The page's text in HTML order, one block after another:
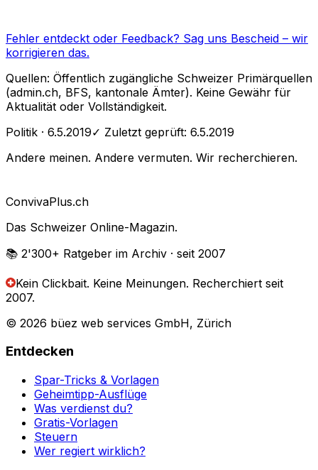
Fehler entdeckt oder Feedback? Sag uns Bescheid – wir
korrigieren das.
Quellen: Öffentlich zugängliche Schweizer Primärquellen
(admin.ch, BFS, kantonale Ämter). Keine Gewähr für
Aktualität oder Vollständigkeit.
Politik · 6.5.2019✓ Zuletzt geprüft: 6.5.2019
Andere meinen. Andere vermuten. Wir recherchieren.
ConvivaPlus.ch
Das Schweizer Online-Magazin.
📚 2'300+ Ratgeber im Archiv · seit 2007
Kein Clickbait. Keine Meinungen. Recherchiert seit
2007.
© 2026 büez web services GmbH, Zürich
Entdecken
Spar-Tricks & Vorlagen
Geheimtipp-Ausflüge
Was verdienst du?
Gratis-Vorlagen
Steuern
Wer regiert wirklich?